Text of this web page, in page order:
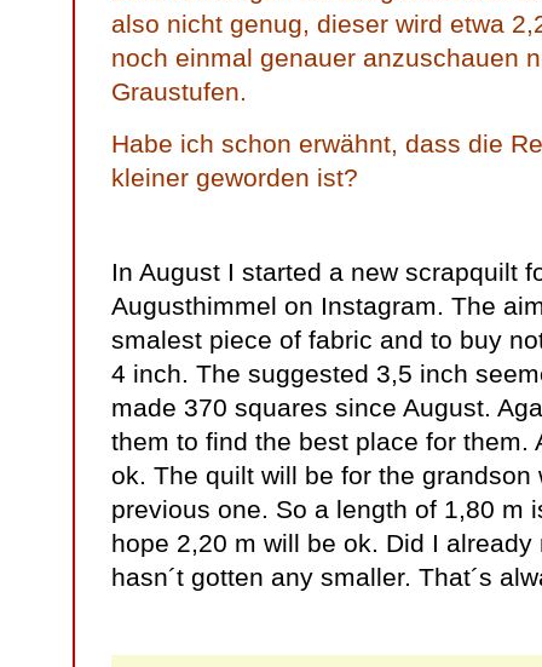
also nicht genug, dieser wird etwa
noch einmal genauer anzuschauen
Graustufen.
Habe ich schon erwähnt, dass die
kleiner geworden ist?
In August I started a new scrapquilt
Augusthimmel on Instagram. The
smalest piece of fabric and to buy
4 inch. The suggested 3,5 inch
made 370 squares since August.
them to find the best place for them.
ok. The quilt will be for the grandson
previous one. So a length of 1,80 m
hope 2,20 m will be ok. Did I
hasn´t gotten any smaller. That´s